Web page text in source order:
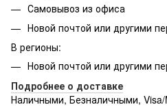
Самовывоз из офиса
Новой почтой или другими
В регионы:
Новой почтой или другими
Подробнее о доставке
Наличными, Безналичными,